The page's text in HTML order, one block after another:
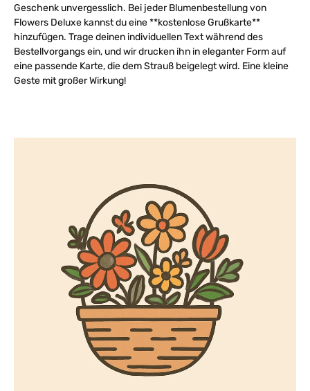
Geschenk unvergesslich. Bei jeder Blumenbestellung von
Flowers Deluxe kannst du eine **kostenlose Grußkarte**
hinzufügen. Trage deinen individuellen Text während des
Bestellvorgangs ein, und wir drucken ihn in eleganter Form auf
eine passende Karte, die dem Strauß beigelegt wird. Eine kleine
Geste mit großer Wirkung!